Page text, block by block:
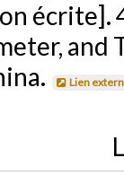
and
Lien